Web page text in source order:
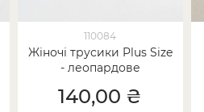
110084
Жіночі трусики Plus Size
- леопардове
140,00 ₴